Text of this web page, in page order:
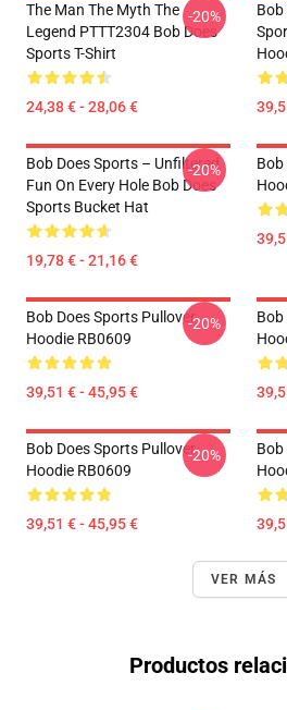
The Man The Myth The
Legend PTTT2304 Bob Does
Sports T-Shirt
24,38 € - 28,06 €
-20%
Bob
Bob Does Sports – Unfiltered
Fun On Every Hole Bob Does
Sports Bucket Hat
19,78 € - 21,16 €
-20%
Bob
Bob Does Sports Pullover
Hoodie RB0609
39,51 € - 45,95 €
-20%
Bob
Bob Does Sports Pullover
Hoodie RB0609
39,51 € - 45,95 €
-20%
Bob
VER MÁS
Productos